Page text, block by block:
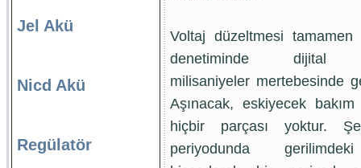
Jel Akü
Nicd Akü
Regülatör
Voltaj düzeltmesi tamamen
denetiminde dijital
milisaniyeler mertebesinde
Aşınacak, eskiyecek
hiçbir parçası yoktur.
periyodunda